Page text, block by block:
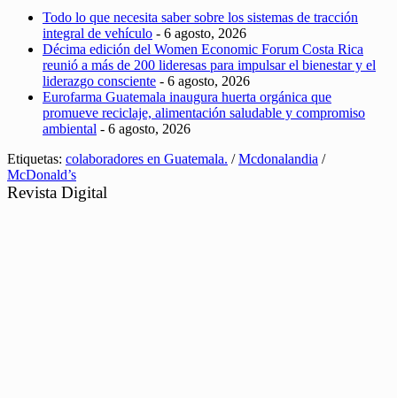
Todo lo que necesita saber sobre los sistemas de tracción
integral de vehículo - 6 agosto, 2026
Décima edición del Women Economic Forum Costa Rica
reunió a más de 200 lideresas para impulsar el bienestar y el
liderazgo consciente - 6 agosto, 2026
Eurofarma Guatemala inaugura huerta orgánica que
promueve reciclaje, alimentación saludable y compromiso
ambiental - 6 agosto, 2026
Etiquetas: colaboradores en Guatemala. /Mcdonalandia /
McDonald’s
Revista Digital